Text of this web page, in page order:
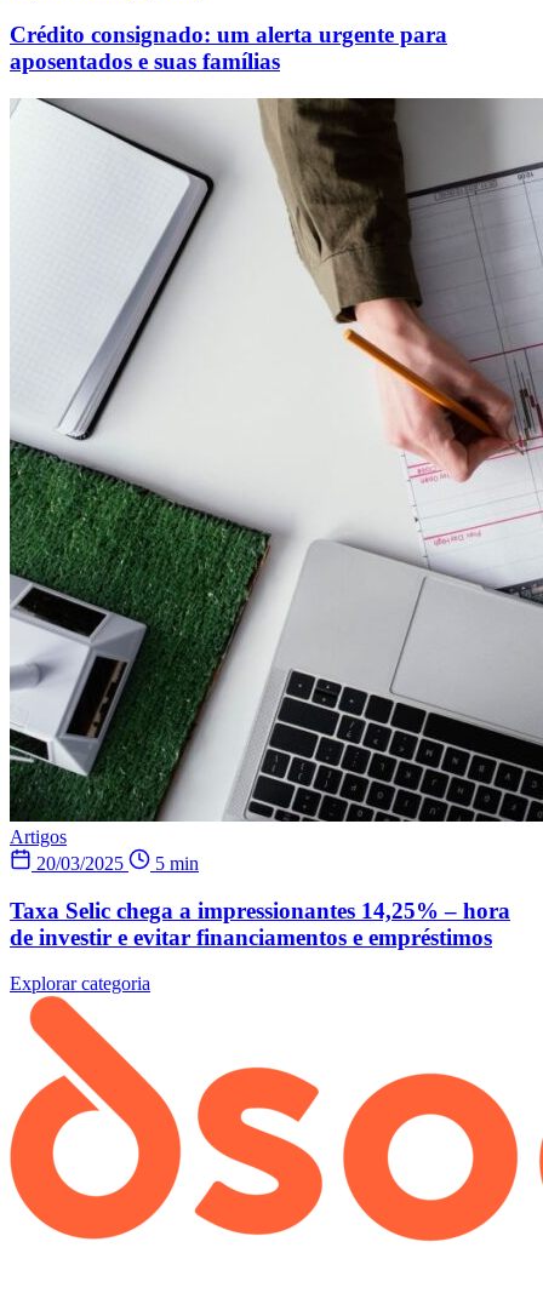
Crédito consignado: um alerta urgente para
aposentados e suas famílias
Artigos
20/03/2025
5 min
Taxa Selic chega a impressionantes 14,25% – hora
de investir e evitar financiamentos e empréstimos
Explorar categoria